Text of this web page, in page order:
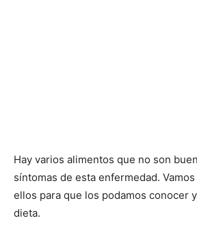
Hay varios alimentos que no son
síntomas de esta enfermedad.
ellos para que los podamos conocer
dieta.